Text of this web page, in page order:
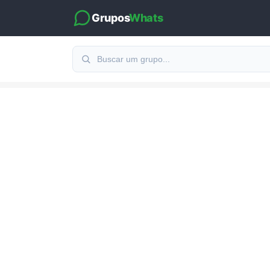
GruposWhats